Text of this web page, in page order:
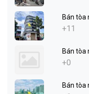
Bán tòa
+11
Bán tòa
+0
Bán tòa